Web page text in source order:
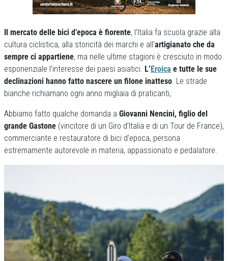
Il mercato delle bici d’epoca è fiorente, l’Italia fa scuola grazie alla
cultura ciclistica, alla storicità dei marchi e all’artigianato che da
sempre ci appartiene, ma nelle ultime stagioni è cresciuto in modo
esponenziale l’interesse dei paesi asiatici. L’Eroica e tutte le sue
declinazioni hanno fatto nascere un filone inatteso. Le strade
bianche richiamano ogni anno migliaia di praticanti,
Abbiamo fatto qualche domanda a Giovanni Nencini, figlio del
grande Gastone (vincitore di un Giro d’Italia e di un Tour de France),
commerciante e restauratore di bici d’epoca, persona
estremamente autorevole in materia, appassionato e pedalatore.